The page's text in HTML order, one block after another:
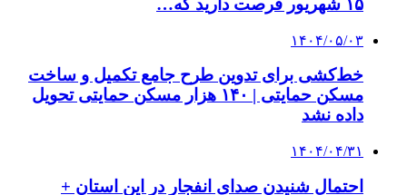
۱۵ شهریور فرصت دارید که…
۱۴۰۴/۰۵/۰۳
خط‌کشی برای تدوین طرح جامع تکمیل و ساخت
مسکن حمایتی | ۱۴۰ هزار مسکن حمایتی تحویل
داده نشد
۱۴۰۴/۰۴/۳۱
احتمال شنیدن صدای انفجار در این استان +